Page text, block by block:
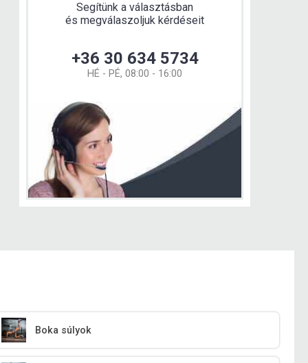
Segítünk a választásban
és megválaszoljuk kérdéseit
+36 30 634 5734
HÉ - PÉ, 08:00 - 16:00
Boka súlyok